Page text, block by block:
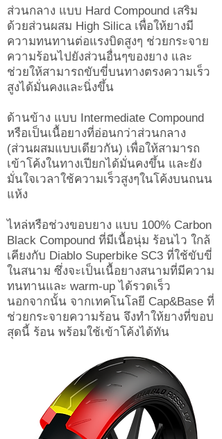
ส่วนกลาง แบบ Hard Compound เสริม
ด้วยส่วนผสม High Silica เพื่อให้ยางมี
ความทนทานต่อแรงบิดสูงๆ ช่วยกระจาย
ความร้อนไปยังส่วนอื่นๆของยาง และ
ช่วยให้สามารถขับขี่บนทางตรงความเร็ว
สูงได้มั่นคงและนิ่งขึ้น
ด้านข้าง แบบ Intermediate Compound
หรือเป็นเนื้อยางที่อ่อนกว่าส่วนกลาง
(ส่วนผสมแบบเดียวกัน) เพื่อให้สามารถ
เข้าโค้งในทางเปียกได้มั่นคงขึ้น และยัง
มั่นใจเวลาใช้ความเร็วสูงๆในโค้งบนถนน
แห้ง
ไหล่หรือช่วงขอบยาง แบบ 100% Carbon
Black Compound ที่มีเนื้อนุ่ม ร้อนไว ใกล้
เคียงกับ Diablo Superbike SC3 ที่ใช้ขับขี่
ในสนาม ซึ่งจะเป็นเนื้อยางสนามที่มีความ
ทนทานและ warm-up ได้รวดเร็ว
นอกจากนั้น จากเทคโนโลยี Cap&Base ที่
ช่วยกระจายความร้อน จึงทำให้ยางที่ขอบ
สุดนี้ ร้อน พร้อมใช้เข้าโค้งได้ทัน